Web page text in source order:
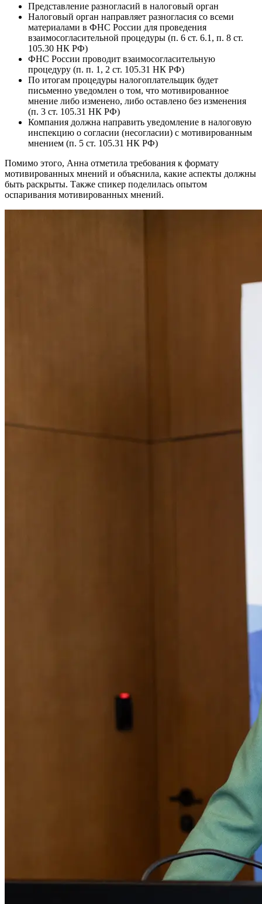
Представление разногласий в налоговый орган
Налоговый орган направляет разногласия со всеми
материалами в ФНС России для проведения
взаимосогласительной процедуры (п. 6 ст. 6.1, п. 8 ст.
105.30 НК РФ)
ФНС России проводит взаимосогласительную
процедуру (п. п. 1, 2 ст. 105.31 НК РФ)
По итогам процедуры налогоплательщик будет
письменно уведомлен о том, что мотивированное
мнение либо изменено, либо оставлено без изменения
(п. 3 ст. 105.31 НК РФ)
Компания должна направить уведомление в налоговую
инспекцию о согласии (несогласии) с мотивированным
мнением (п. 5 ст. 105.31 НК РФ)
Помимо этого, Анна отметила требования к формату
мотивированных мнений и объяснила, какие аспекты должны
быть раскрыты. Также спикер поделилась опытом
оспаривания мотивированных мнений.